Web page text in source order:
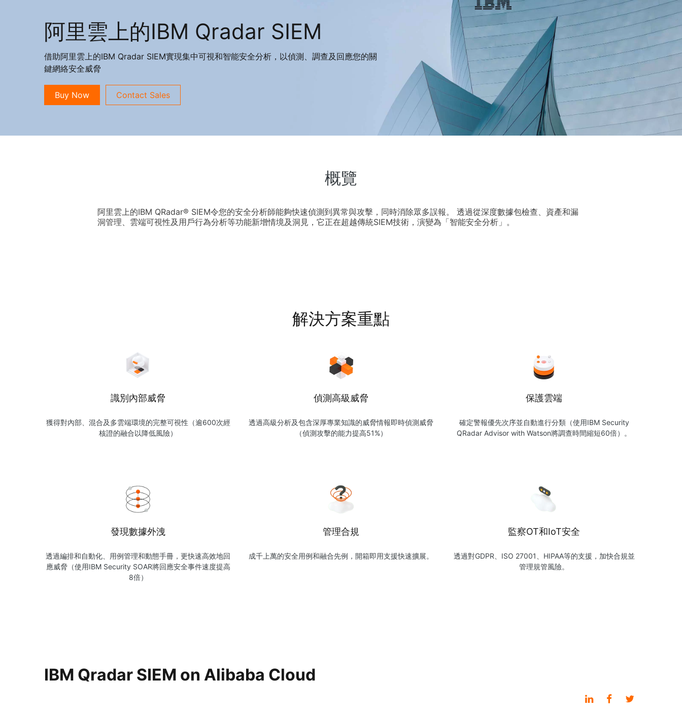
阿里雲上的IBM Qradar SIEM
借助阿里雲上的IBM Qradar SIEM實現集中可視和智能安全分析，以偵測、調查及回應您的關
鍵網絡安全威脅
Buy Now Contact Sales
概覽
阿里雲上的IBM QRadar® SIEM令您的安全分析師能夠快速偵測到異常與攻擊，同時消除眾多誤報。 透過從深度數據包檢查、資產和漏
洞管理、雲端可視性及用戶行為分析等功能新增情境及洞見，它正在超越傳統SIEM技術，演變為「智能安全分析」。
解決方案重點
識別內部威脅
獲得對內部、混合及多雲端環境的完整可視性（逾600次經
核證的融合以降低風險）
偵測高級威脅
透過高級分析及包含深厚專業知識的威脅情報即時偵測威脅
（偵測攻擊的能力提高51%）
保護雲端
確定警報優先次序並自動進行分類（使用IBM Security
QRadar Advisor with Watson將調查時間縮短60倍）。
發現數據外洩
透過編排和自動化、用例管理和動態手冊，更快速高效地回
應威脅（使用IBM Security SOAR將回應安全事件速度提高
8倍）
管理合規
成千上萬的安全用例和融合先例，開箱即用支援快速擴展。
監察OT和IoT安全
透過對GDPR、ISO 27001、HIPAA等的支援，加快合規並
管理規管風險。
IBM Qradar SIEM on Alibaba Cloud